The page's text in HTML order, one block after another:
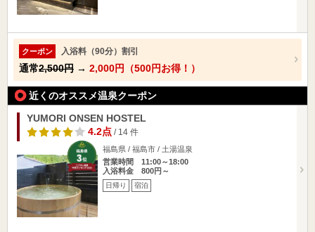
クーポン 入浴料（90分）割引
通常2,500円 → 2,000円（500円お得！）
近くのオススメ温泉クーポン
YUMORI ONSEN HOSTEL
4.2点/ 14 件
福島県 / 福島市 / 土湯温泉
営業時間 11:00～18:00
入浴料金 800円～
日帰り 宿泊